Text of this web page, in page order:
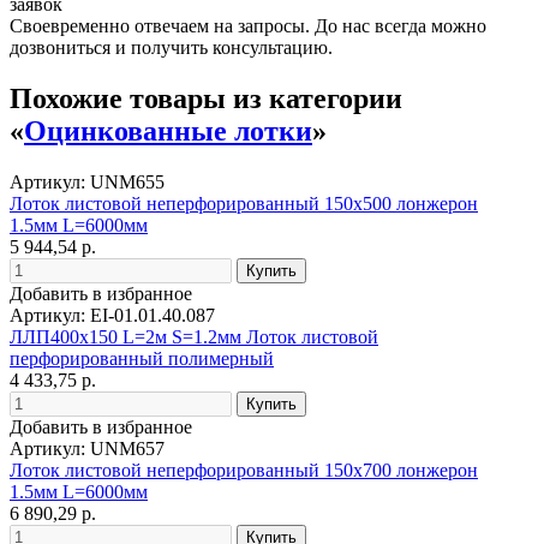
Своевременно отвечаем на запросы. До нас всегда можно
дозвониться и получить консультацию.
Похожие товары из категории
«Оцинкованные лотки»
Артикул: UNM655
Лоток листовой неперфорированный 150х500 лонжерон
1.5мм L=6000мм
5 944,54 р.
Добавить в избранное
Артикул: EI-01.01.40.087
ЛЛП400х150 L=2м S=1.2мм Лоток листовой
перфорированный полимерный
4 433,75 р.
Добавить в избранное
Артикул: UNM657
Лоток листовой неперфорированный 150х700 лонжерон
1.5мм L=6000мм
6 890,29 р.